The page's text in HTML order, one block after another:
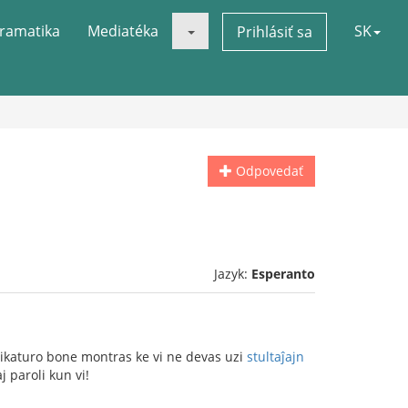
Mediatéka Prihlásiť sa SK
Odpovedať
Jazyk: Esperanto
bone montras ke vi ne devas uzi stultaĵajn
paroli kun vi!